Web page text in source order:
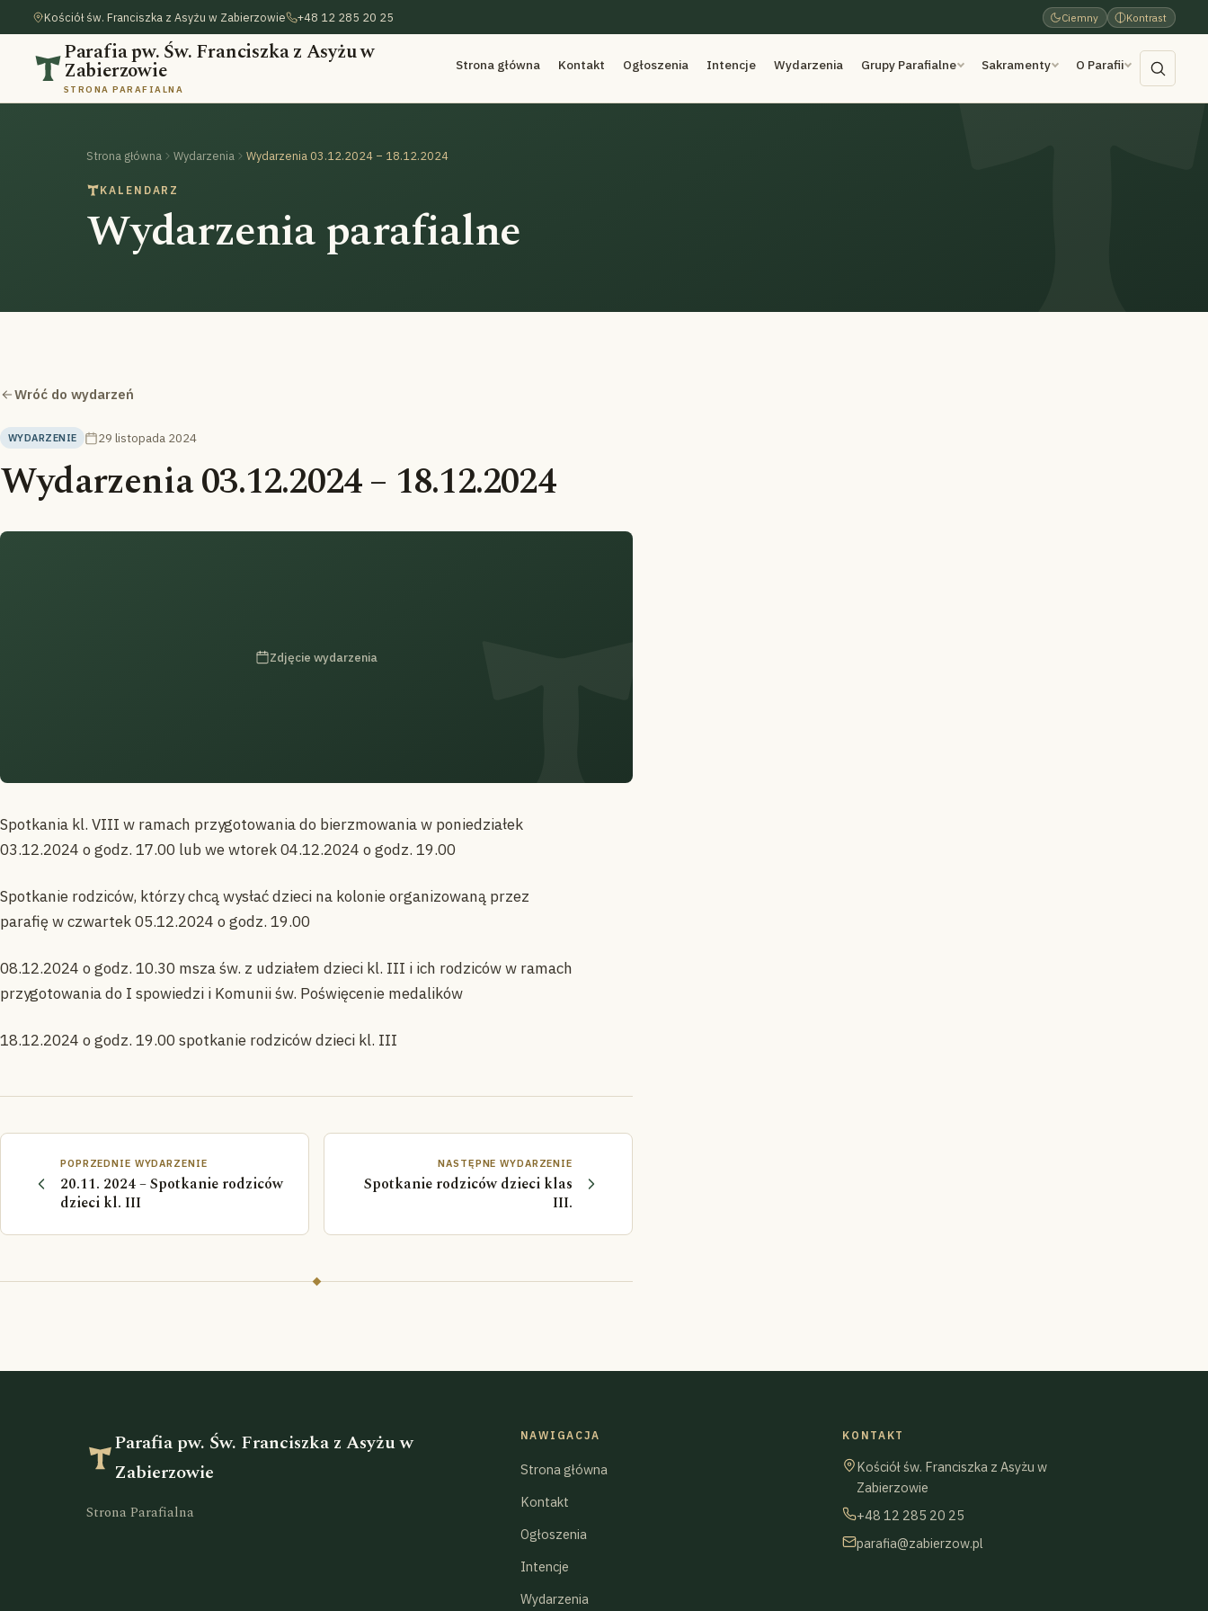
Kościół św. Franciszka z Asyżu w Zabierzowie +48 12 285 20 25 Ciemny Kontrast
Parafia pw. Św. Franciszka z Asyżu w
Zabierzowie
STRONA PARAFIALNA
Strona główna Kontakt Ogłoszenia Intencje Wydarzenia Grupy Parafialne Sakramenty O Parafii
Strona główna Wydarzenia Wydarzenia 03.12.2024 – 18.12.2024
KALENDARZ
Wydarzenia parafialne
Wróć do wydarzeń
WYDARZENIE 29 listopada 2024
Wydarzenia 03.12.2024 – 18.12.2024
Zdjęcie wydarzenia
Spotkania kl. VIII w ramach przygotowania do bierzmowania w poniedziałek
03.12.2024 o godz. 17.00 lub we wtorek 04.12.2024 o godz. 19.00
Spotkanie rodziców, którzy chcą wysłać dzieci na kolonie organizowaną przez
parafię w czwartek 05.12.2024 o godz. 19.00
08.12.2024 o godz. 10.30 msza św. z udziałem dzieci kl. III i ich rodziców w ramach
przygotowania do I spowiedzi i Komunii św. Poświęcenie medalików
18.12.2024 o godz. 19.00 spotkanie rodziców dzieci kl. III
POPRZEDNIE WYDARZENIE
20.11. 2024 – Spotkanie rodziców
dzieci kl. III
NASTĘPNE WYDARZENIE
Spotkanie rodziców dzieci klas
III.
Parafia pw. Św. Franciszka z Asyżu w
Zabierzowie
Strona Parafialna
NAWIGACJA
Strona główna
Kontakt
Ogłoszenia
Intencje
Wydarzenia
KONTAKT
Kościół św. Franciszka z Asyżu w
Zabierzowie
+48 12 285 20 25
parafia@zabierzow.pl